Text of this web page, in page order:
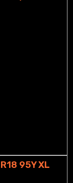
95Y XL